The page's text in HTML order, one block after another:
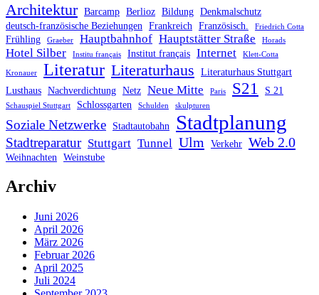
Architektur Barcamp Berlioz Bildung Denkmalschutz
deutsch-französische Beziehungen
Frankreich Französisch. Friedrich Cotta
Frühling Graeber Hauptbahnhof Hauptstätter Straße Horads
Hotel Silber Institu français Institut français Internet Klett-Cotta
Kronauer Literatur Literaturhaus
Literaturhaus Stuttgart
Lusthaus Nachverdichtung Netz Neue Mitte Paris S21 S 21
Schauspiel Stuttgart Schlossgarten Schulden skulpturen
Soziale Netzwerke Stadtautobahn Stadtplanung
Stadtreparatur Stuttgart Tunnel Ulm Verkehr Web 2.0
Weihnachten Weinstube
Archiv
Juni 2026
April 2026
März 2026
Februar 2026
April 2025
Juli 2024